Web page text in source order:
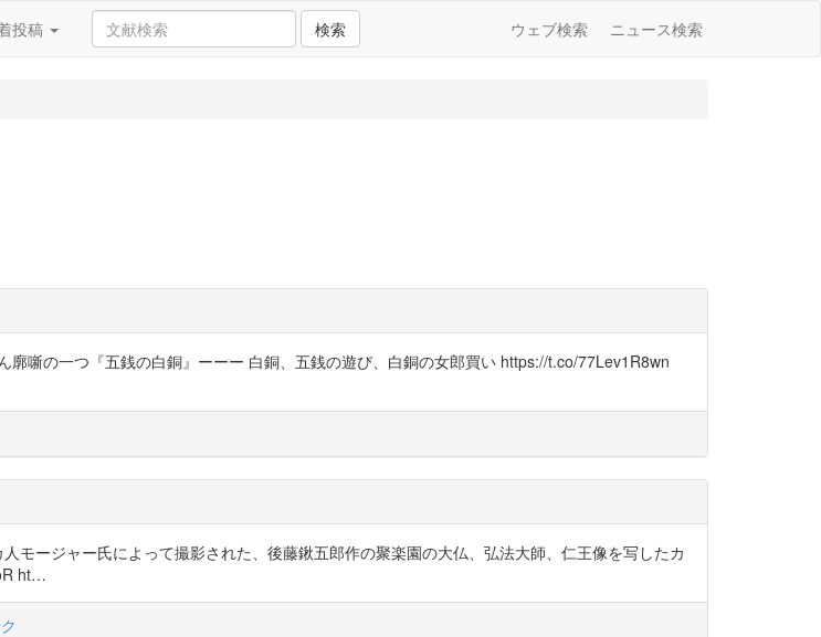
投稿 検索 ウェブ検索 ニュース検索
噺の一つ『五銭の白銅』ーーー 白銅、五銭の遊び、白銅の女郎買い https://t.co/77Lev1R8wn
モージャー氏によって撮影された、後藤鍬五郎作の聚楽園の大仏、弘法大師、仁王像を写したカ
ht…